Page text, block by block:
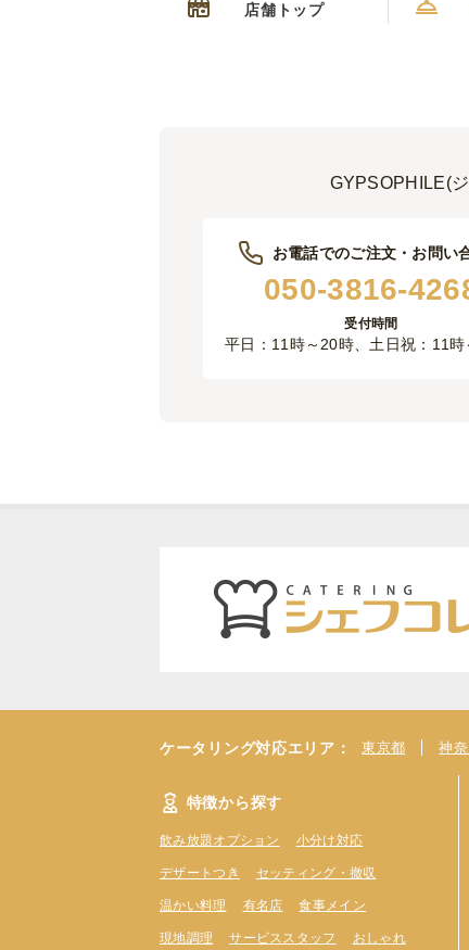
店舗トップ
GYPSOPHILE(
お電話でのご注文・お問い
050-3816-
受付時間
平日：11時～20時、土日祝：11時
ケータリング対応エリア： 東京都 神
特徴から探す
飲み放題オプション 小分け対応
デザートつき セッティング・撤収
温かい料理 有名店 食事メイン
現地調理 サービススタッフ おしゃれ